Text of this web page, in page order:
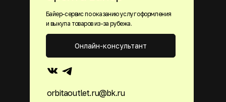
Байер-сервис по оказанию услуг оформления
и выкупа товаров из-за рубежа.
orbitaoutlet.ru@bk.ru
Онлайн-консультант